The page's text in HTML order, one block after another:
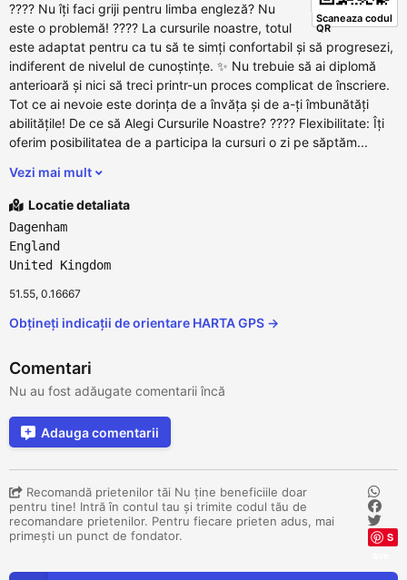
Scaneaza codul
QR
???? Nu îți faci griji pentru limba engleză? Nu
este o problemă! ???? La cursurile noastre, totul
este adaptat pentru ca tu să te simți confortabil și să progresezi,
indiferent de nivelul de cunoștințe. ✨ Nu trebuie să ai diplomă
anterioară și nici să treci printr-un proces complicat de înscriere.
Tot ce ai nevoie este dorința de a învăța și de a-ți îmbunătăți
abilitățile! De ce să Alegi Cursurile Noastre? ???? Flexibilitate: Îți
oferim posibilitatea de a participa la cursuri o zi pe săptăm...
Vezi mai mult
Locatie detaliata
Dagenham
England
United Kingdom
51.55, 0.16667
Obțineți indicații de orientare HARTA GPS →
Comentari
Nu au fost adăugate comentarii încă
Adauga comentarii
Recomandă prietenilor tăi Nu ține beneficiile doar
pentru tine! Intră în contul tau și trimite codul tău de
recomandare prietenilor. Pentru fiecare prieten adus, mai
primești un punct de fondator.
S